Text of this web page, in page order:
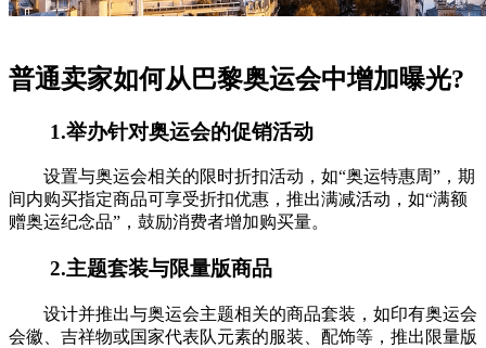
普通卖家如何从巴黎奥运会中增加曝光?
1.举办针对奥运会的促销活动
设置与奥运会相关的限时折扣活动，如“奥运特惠周”，期
间内购买指定商品可享受折扣优惠，推出满减活动，如“满额
赠奥运纪念品”，鼓励消费者增加购买量。
2.主题套装与限量版商品
设计并推出与奥运会主题相关的商品套装，如印有奥运会
会徽、吉祥物或国家代表队元素的服装、配饰等，推出限量版